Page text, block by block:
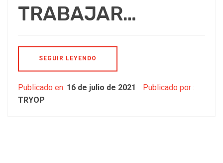
TRABAJAR…
SEGUIR LEYENDO
Publicado en: 16 de julio de 2021
Publicado por :
TRYOP